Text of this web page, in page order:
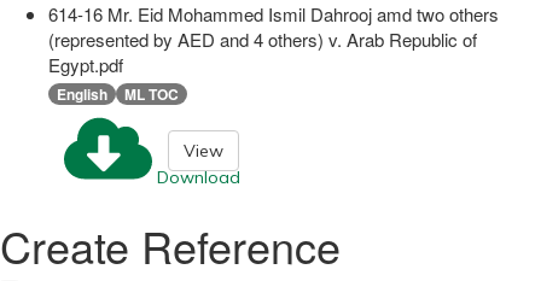
614-16 Mr. Eid Mohammed Ismil Dahrooj amd two others
(represented by AED and 4 others) v. Arab Republic of
Egypt.pdf
English ML TOC
Download
View
Create Reference